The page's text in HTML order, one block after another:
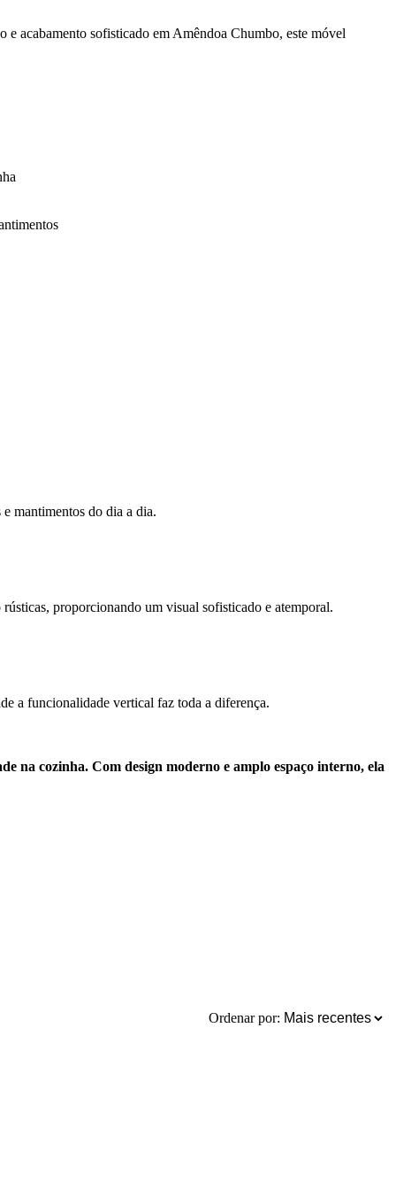
acabamento sofisticado em Amêndoa Chumbo, este móvel
mantimentos do dia a dia.
proporcionando um visual sofisticado e atemporal.
a funcionalidade vertical faz toda a diferença.
na cozinha. Com design moderno e amplo espaço interno, ela
Ordenar por: